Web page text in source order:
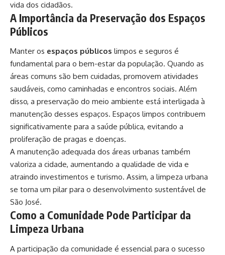
vida dos cidadãos.
A Importância da Preservação dos Espaços
Públicos
Manter os espaços públicos limpos e seguros é
fundamental para o bem-estar da população. Quando as
áreas comuns são bem cuidadas, promovem atividades
saudáveis, como caminhadas e encontros sociais. Além
disso, a preservação do meio ambiente está interligada à
manutenção desses espaços. Espaços limpos contribuem
significativamente para a saúde pública, evitando a
proliferação de pragas e doenças.
A manutenção adequada dos áreas urbanas também
valoriza a cidade, aumentando a qualidade de vida e
atraindo investimentos e turismo. Assim, a limpeza urbana
se torna um pilar para o desenvolvimento sustentável de
São José.
Como a Comunidade Pode Participar da
Limpeza Urbana
A participação da comunidade é essencial para o sucesso